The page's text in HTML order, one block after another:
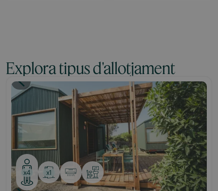
Explora tipus d'allotjament
Tiny
x4 x1